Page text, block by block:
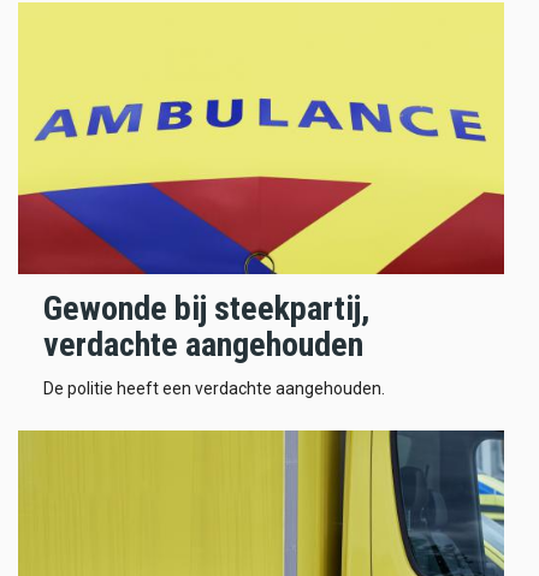
Gewonde bij steekpartij,
verdachte aangehouden
De politie heeft een verdachte aangehouden.